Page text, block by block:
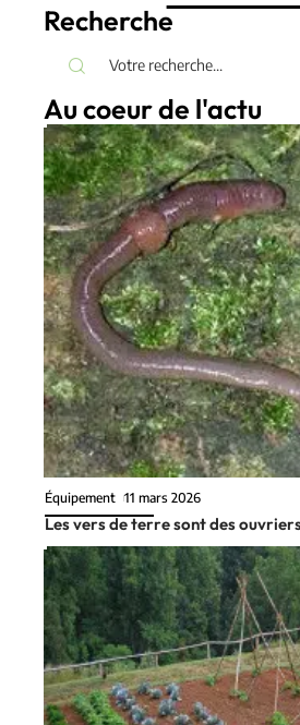
Recherche
Au coeur de l'actu
Équipement 11 mars 2026
Les vers de terre sont des